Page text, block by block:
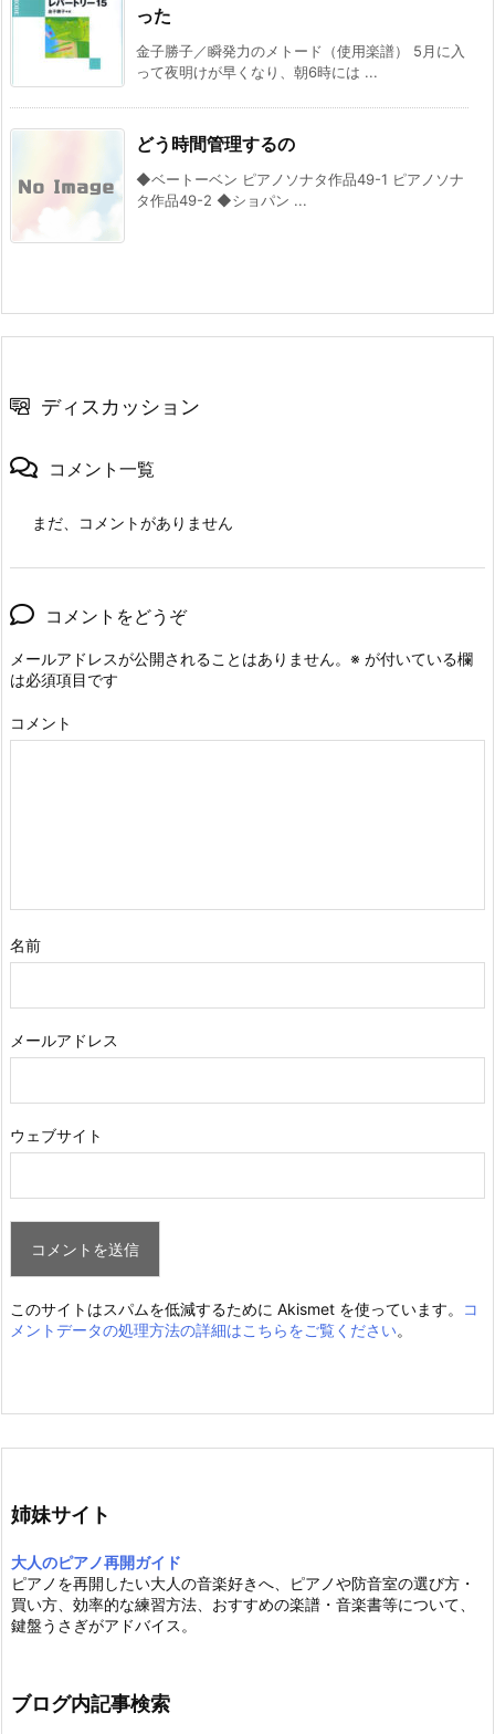
った
金子勝子／瞬発力のメトード（使用楽譜） 5月に入
って夜明けが早くなり、朝6時には ...
どう時間管理するの
◆ベートーベン ピアノソナタ作品49-1 ピアノソナ
タ作品49-2 ◆ショパン ...
ディスカッション
コメント一覧
まだ、コメントがありません
コメントをどうぞ
メールアドレスが公開されることはありません。 ※ が付いている欄
は必須項目です
コメント
名前
メールアドレス
ウェブサイト
このサイトはスパムを低減するために Akismet を使っています。
コ
メントデータの処理方法の詳細はこちらをご覧ください。
姉妹サイト
大人のピアノ再開ガイド
ピアノを再開したい大人の音楽好きへ、ピアノや防音室の選び方・
買い方、効率的な練習方法、おすすめの楽譜・音楽書等について、
鍵盤うさぎがアドバイス。
ブログ内記事検索